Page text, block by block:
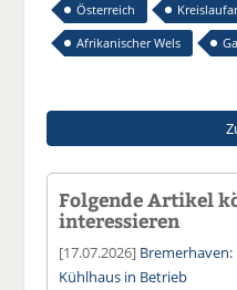
Österreich
Afrikanischer Wels
Folgende Artikel
interessieren
[17.07.2026]
Kühlhaus in Betrieb